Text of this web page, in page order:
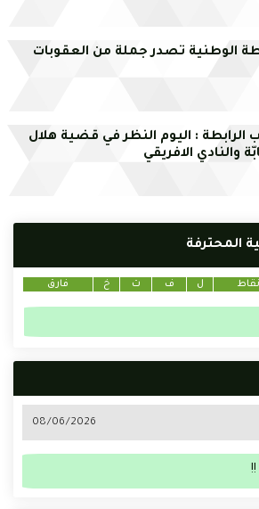
الوطنية تصدر جملة من العقوبات
الرابطة : اليوم النظر في قضية هلال
والنادي الافريقي
المحترفة
نقاط ل ف ت خ فارق